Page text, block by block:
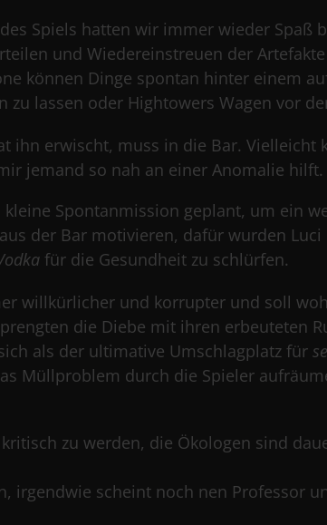
Spiels hatten wir immer wieder Spaß
und Wiedereinstreuen der
können Dinge spontan hinter einem
lassen oder Hightowers Wagen vor
ihn erwischt, muss in die Bar. Vielleicht
jemand so nah an einer Anomalie hilft.
kleine Spontanmission geplant, um ein
der Bar motivieren, dafür wurden
für die Gesundheit zu schlürfen.
willkürlicher und korrupter und soll
die Diebe mit ihren erbeuteten
als der ultimative Umschlagplatz für
Müllproblem durch die Spieler
zu werden, die Ökologen sind
irgendwie scheint noch nen Professor